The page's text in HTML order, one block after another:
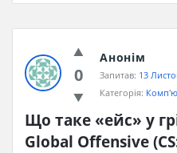
0
Анонім
Запитав: 13
Категорія:
Що таке «ейс» у
Global Offensive